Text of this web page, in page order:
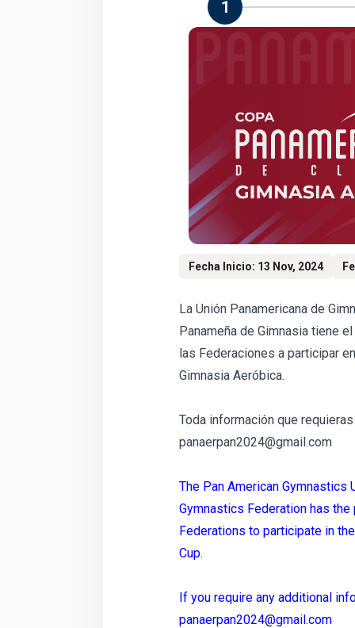
1
Fecha Inicio: 13 Nov, 2024
La Unión Panamericana de
Panameña de Gimnasia tiene
las Federaciones a participar
Gimnasia Aeróbica.
Toda información que
panaerpan2024@gmail.com
The Pan American Gymnastics
Gymnastics Federation has
Federations to participate in
Cup.
If you require any additional
panaerpan2024@gmail.com